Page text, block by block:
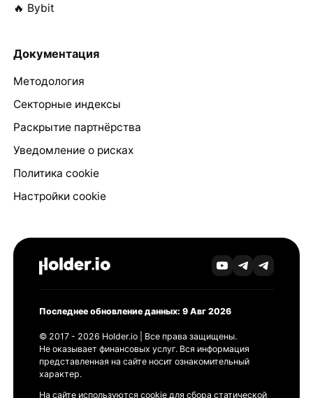
🔥 Bybit
Документация
Методология
Секторные индексы
Раскрытие партнёрства
Уведомление о рисках
Политика cookie
Настройки cookie
Последнее обновление данных: 9 Авг 2026
© 2017 - 2026 Holder.io | Все права защищены.
Не оказывает финансовых услуг. Вся информация
представленная на сайте носит ознакомительный
характер.
На сайте используются cookie для сбора статической